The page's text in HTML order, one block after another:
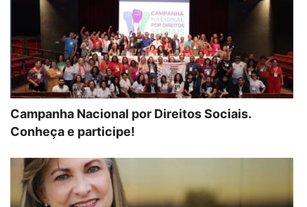
Campanha Nacional por Direitos Sociais.
Conheça e participe!